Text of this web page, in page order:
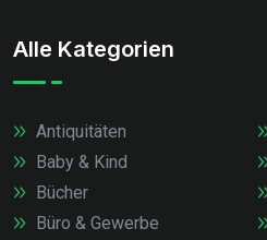
Alle Kategorien
Antiquitäten
Baby & Kind
Bücher
Büro & Gewerbe